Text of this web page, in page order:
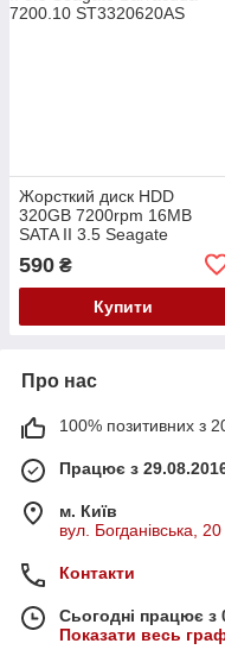
Жорсткий диск HDD
320GB 7200rpm 16MB
SATA II 3.5 Seagate
ST3320620AS
590 ₴
Купити
Про нас
100% позитивних з
Працює з
м. Київ
вул. Богданівська,
Контакти
Сьогодні працює з
Показати весь